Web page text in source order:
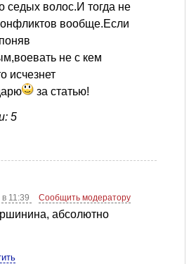
седых волос.И тогда не
вообще.Если
не с кем
исчезнет
за статью!
5
в 11:39
Сообщить модератору
абсолютно